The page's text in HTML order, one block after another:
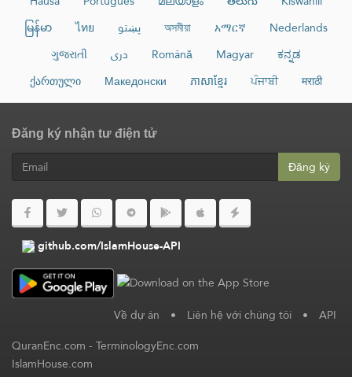
မြန်မာ
ไทย پښتو অসমীয়া አማርኛ
Nederlands
ગુજરાતી
دری Română Magyar
ಕನ್ನಡ
ქართული
Македонски ភាសាខ្មែរ ਪੰਜਾਬੀ मराठी
Đăng ký nhận tư điện tử
Đăng ký
github.com/IslamHouse-API
Về dự án • Liên hệ với chúng tôi • API
QuranEnc.com-TerminologyEnc.com
IslamHouse.com